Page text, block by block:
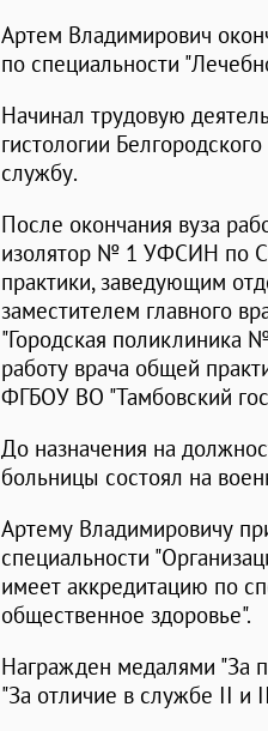
Артем Владимирович
по специальности
Начинал трудовую
гистологии
службу.
После окончания вуза
изолятор № 1 УФСИН по
практики, заведующим
заместителем главного
"Городская поликлиника
работу врача общей
ФГБОУ ВО "Тамбовский
До назначения на
больницы состоял на
Артему Владимировичу
специальности
имеет аккредитацию по
общественное здоровье".
Награжден медалями "За
"За отличие в службе II и